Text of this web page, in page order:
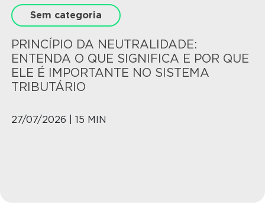
Sem categoria
PRINCÍPIO DA NEUTRALIDADE:
ENTENDA O QUE SIGNIFICA E POR QUE
ELE É IMPORTANTE NO SISTEMA
TRIBUTÁRIO
27/07/2026 | 15 MIN